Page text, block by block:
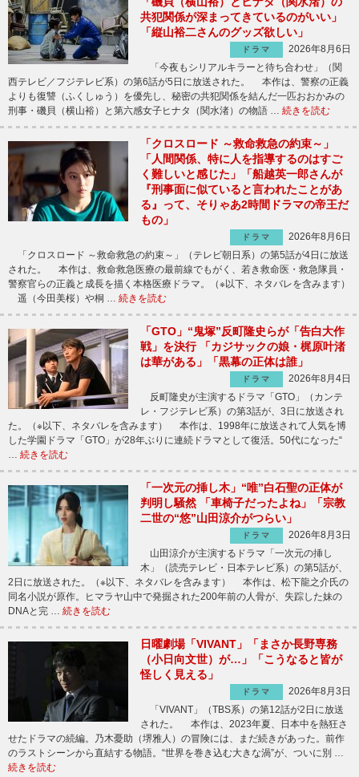
共犯関係が深まってきているのがいい」
「縦山裕二さんのグッズ欲しい」
ドラマ
2026年8月6日
「今夜もシリアルキラーと待ち合わせ」（関
西テレビ／フジテレビ系）の第6話が5日に放送された。 本作は、警察の正義
よりも復讐（ふくしゅう）を優先し、秘密の共犯関係を結んだ一匹おおかみの
刑事・磯貝（横山裕）と第六感女子ヒナタ（関水渚）の物語 … 続きを読む
「クロスロード ～救命救急の約束～」
「人間関係、特に人を指導するのはすご
く難しいと感じた」「船越英一郎さんが
『刑事面に似ていると言われたことがあ
る』って、そりゃあ2時間ドラマの帝王だ
もの」
ドラマ
2026年8月6日
「クロスロード ～救命救急の約束～」（テレビ朝日系）の第5話が4日に放送
された。 本作は、救命救急医療の最前線でもがく、若き救命医・救急隊員・
警察官らの正義と成長を描く本格医療ドラマ。（※以下、ネタバレを含みます）
遥（今田美桜）や桐 … 続きを読む
「GTO」“鬼塚”反町隆史らが「告白大作
戦」を決行 「カジサックの娘・梶原叶渚
は華がある」「黒幕の正体は誰」
ドラマ
2026年8月4日
反町隆史が主演するドラマ「GTO」（カンテ
レ・フジテレビ系）の第3話が、3日に放送され
た。（※以下、ネタバレを含みます） 本作は、1998年に放送されて人気を博
した学園ドラマ「GTO」が28年ぶりに連続ドラマとして復活。50代になった“
続きを読む
「一次元の挿し木」“唯”白石聖の正体が
判明し騒然 「車椅子だったよね」「宗教
二世の“悠”山田涼介がつらい」
ドラマ
2026年8月3日
山田涼介が主演するドラマ「一次元の挿し
木」（読売テレビ・日本テレビ系）の第5話が、
2日に放送された。（※以下、ネタバレを含みます） 本作は、松下龍之介氏の
同名小説が原作。ヒマラヤ山中で発掘された200年前の人骨が、失踪した妹の
DNAと完 … 続きを読む
日曜劇場「VIVANT」「まさか長野専務
（小日向文世）が…」「こうなると皆が
怪しく見える」
ドラマ
2026年8月3日
「VIVANT」（TBS系）の第12話が2日に放送
された。 本作は、2023年夏、日本中を熱狂さ
せたドラマの続編。乃木憂助（堺雅人）の冒険には、まだ続きがあった。前作
のラストシーンから直結する物語。“世界を巻き込む大きな渦”が、ついに別 …
続きを読む